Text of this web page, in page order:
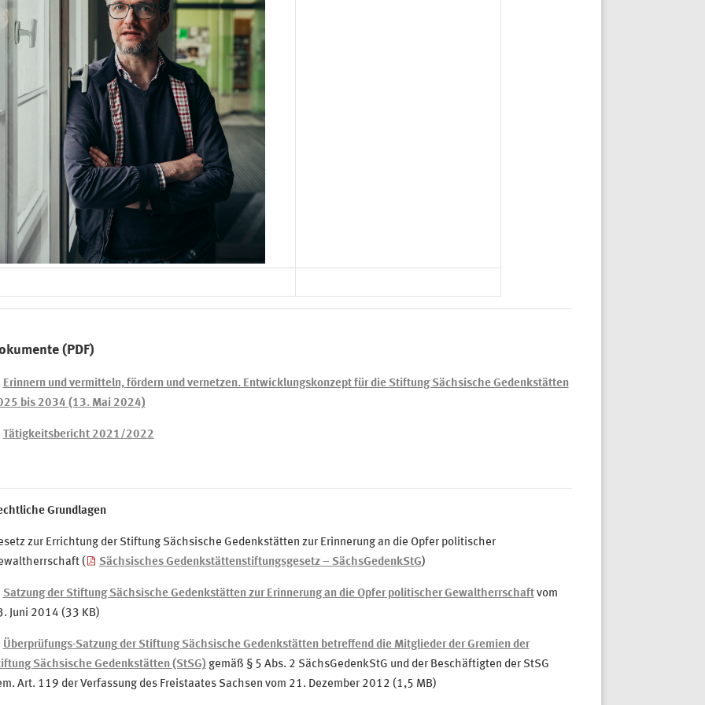
(PDF)
Erinnern und vermitteln, fördern und vernetzen. Entwicklungskonzept für die Stiftung Sächsische Gedenkstätten
bis 2034 (13. Mai 2024)
Tätigkeitsbericht 2021/2022
Grundlagen
zur Errichtung der Stiftung Sächsische Gedenkstätten zur Erinnerung an die Opfer politischer
(
Sächsisches Gedenkstättenstiftungsgesetz– SächsGedenkStG)
Satzung der Stiftung Sächsische Gedenkstättenzur Erinnerung an die Opfer politischer Gewaltherrschaftvom
Juni 2014 (33 KB)
Überprüfungs-Satzungder Stiftung Sächsische Gedenkstätten betreffend die Mitglieder der Gremien der
Sächsische Gedenkstätten (StSG) gemäß § 5 Abs. 2 SächsGedenkStG und der Beschäftigten der StSG
Art. 119 der Verfassung des Freistaates Sachsen vom 21. Dezember 2012 (1,5 MB)